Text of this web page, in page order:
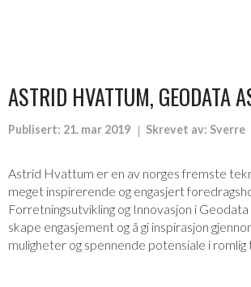
ASTRID HVATTUM, GEODATA
Publisert: 21. mar 2019 Skrevet av: Sverre
Astrid Hvattum er en av norges fremste
meget inspirerende og engasjert
Forretningsutvikling og Innovasjon i
skape engasjement og å gi inspirasjon
muligheter og spennende potensiale i romlig